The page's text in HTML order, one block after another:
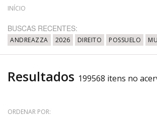
Data do Documento
Até
Povo Indígena
INÍCIO
BUSCAS RECENTES:
ANDREAZZA 2026 DIREITO POSSUELO
Resultados 199568 itens no
ORDENAR POR: